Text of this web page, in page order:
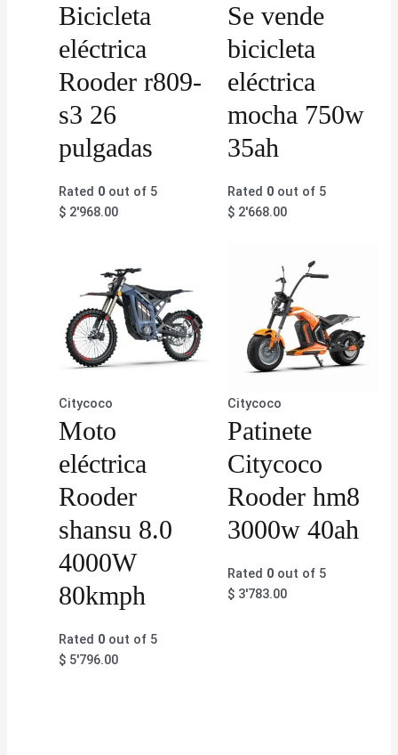
Bicicleta
eléctrica
Rooder r809-
s3 26
pulgadas
Rated 0 out of 5
$ 2'968.00
Se vende
bicicleta
eléctrica
mocha 750w
35ah
Rated 0out of 5
$2'668.00
Citycoco
Moto
eléctrica
Rooder
shansu 8.0
4000W
80kmph
Rated 0 out of 5
$ 5'796.00
Citycoco
Patinete
Citycoco
Rooder hm8
3000w 40ah
Rated 0out of 5
$3'783.00